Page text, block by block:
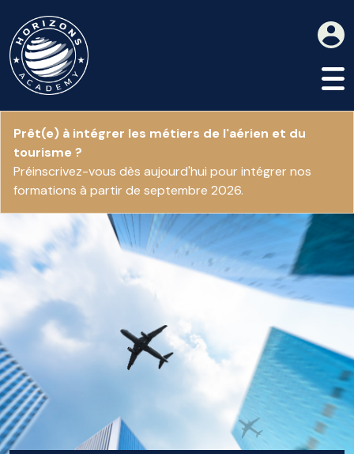
Prêt(e) à intégrer les métiers de l'aérien et du
tourisme ?
Préinscrivez-vous dès aujourd'hui pour intégrer nos
formations à partir de septembre 2026.